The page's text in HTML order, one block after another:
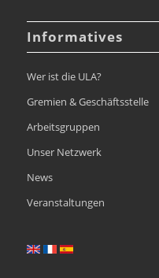
Informatives
Wer ist die ULA?
Gremien & Geschäftsstelle
Arbeitsgruppen
Unser Netzwerk
News
Veranstaltungen